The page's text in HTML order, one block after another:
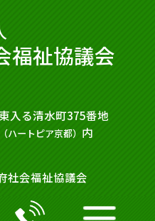
福祉協議会
入る清水町375番地
（ハートピア京都） 内
社会福祉協議会